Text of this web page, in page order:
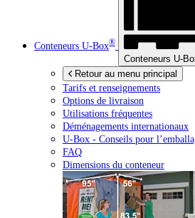
Conteneurs U-Box®
Conteneurs U-
Retour au menu principal
Tarifs et renseignements
Options de livraison
Utilisations fréquentes
Déménagements internationaux
U-Box - Conseils pour
FAQ
Dimensions du conteneur